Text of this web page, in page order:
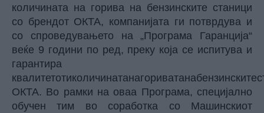
количината на горива на бензинските станици
со брендот ОКТА, компанијата ги потврдува и
со спроведувањето на „Програма Гаранција“
веќе 9 години по ред, преку која се испитува и
гарантира
ОКТА. Во рамки на оваа Програма, специјално
обучен тим во соработка со Машинскиот